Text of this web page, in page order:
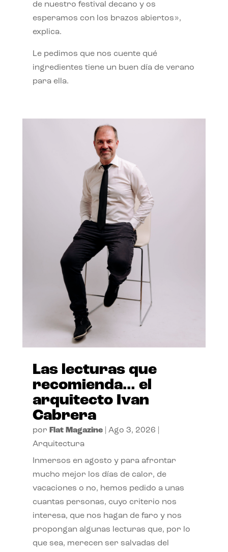
de nuestro festival decano y os
esperamos con los brazos abiertos»,
explica.
Le pedimos que nos cuente qué
ingredientes tiene un buen día de verano
para ella.
Las lecturas que
recomienda… el
arquitecto Ivan
Cabrera
por Flat Magazine| Ago 3, 2026
Arquitectura
Inmersos en agosto y para afrontar
mucho mejor los días de calor, de
vacaciones o no, hemos pedido a unas
cuantas personas, cuyo criterio nos
interesa, que nos hagan de faro y nos
propongan algunas lecturas que, por lo
que sea, merecen ser salvadas del